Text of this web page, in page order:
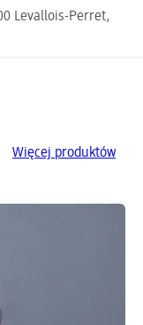
Levallois-Perret,
Więcej produktów